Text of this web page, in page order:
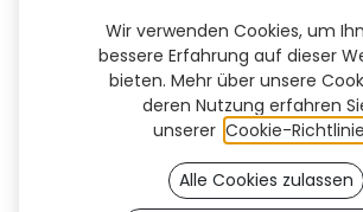
Wir verwenden Cookies, um
bessere Erfahrung auf dieser
bieten. Mehr über unsere
deren Nutzung erfahren
unserer Cookie-
Alle Cookies zulassen